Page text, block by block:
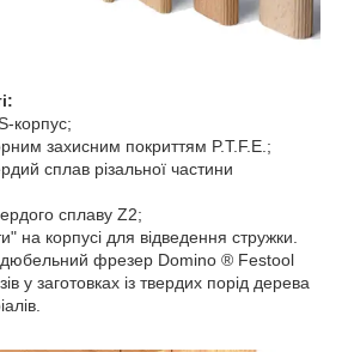
корпус;
захисним покриттям P.T.F.E.;
сплав різальної частини
сплаву Z2;
на корпусі для відведення стружки.
дюбельний фрезер Domino ® Festool
у заготовках із твердих порід дерева